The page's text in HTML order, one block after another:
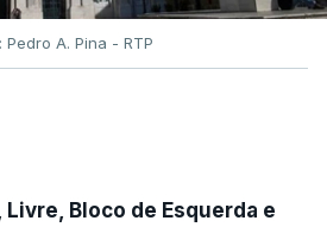
Pedro A. Pina - RTP
Livre, Bloco de Esquerda e